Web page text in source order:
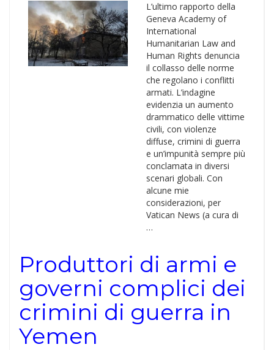
L’ultimo rapporto della
Geneva Academy of
International
Humanitarian Law and
Human Rights denuncia
il collasso delle norme
che regolano i conflitti
armati. L’indagine
evidenzia un aumento
drammatico delle vittime
civili, con violenze
diffuse, crimini di guerra
e un’impunità sempre più
conclamata in diversi
scenari globali. Con
alcune mie
considerazioni, per
Vatican News (a cura di
…
Produttori di armi e
governi complici dei
crimini di guerra in
Yemen